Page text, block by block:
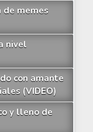
memes
nivel
con amante
(VIDEO)
y lleno de